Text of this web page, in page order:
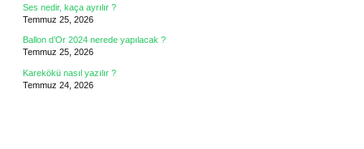
Ses nedir, kaça ayrılır ?
Temmuz 25, 2026
Ballon d’Or 2024 nerede yapılacak ?
Temmuz 25, 2026
Karekökü nasıl yazılır ?
Temmuz 24, 2026